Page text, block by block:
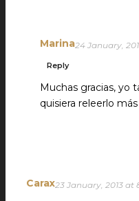
Marina24 January,
Reply
Muchas gracias, yo
quisiera releerlo
Carax23 January, 2013 at